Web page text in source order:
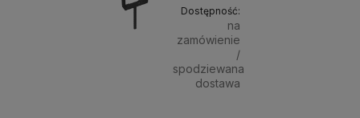
Dostępność:
na
zamówienie
/
spodziewana
dostawa